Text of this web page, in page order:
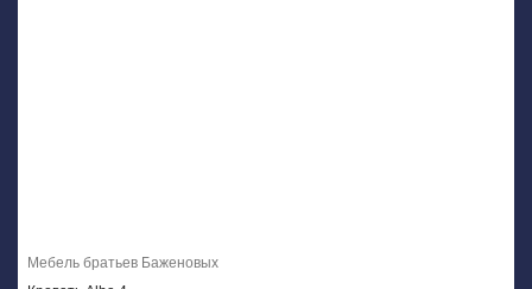
Мебель братьев Баженовых